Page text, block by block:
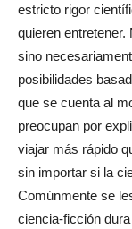
estricto rigor
quieren
sino
posibilidades
que se cuenta al
preocupan por
viajar más rápido
sin importar si la
Comúnmente se
ciencia-ficción